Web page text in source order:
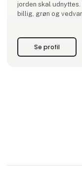
jorden skal udnyttes.
billig, grøn og
Se profil